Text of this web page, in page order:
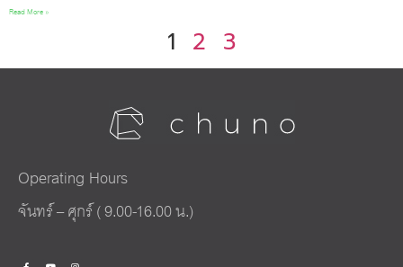
Read More »
1 2 3
Operating Hours
จันทร์ – ศุกร์ ( 9.00-16.00 น.)